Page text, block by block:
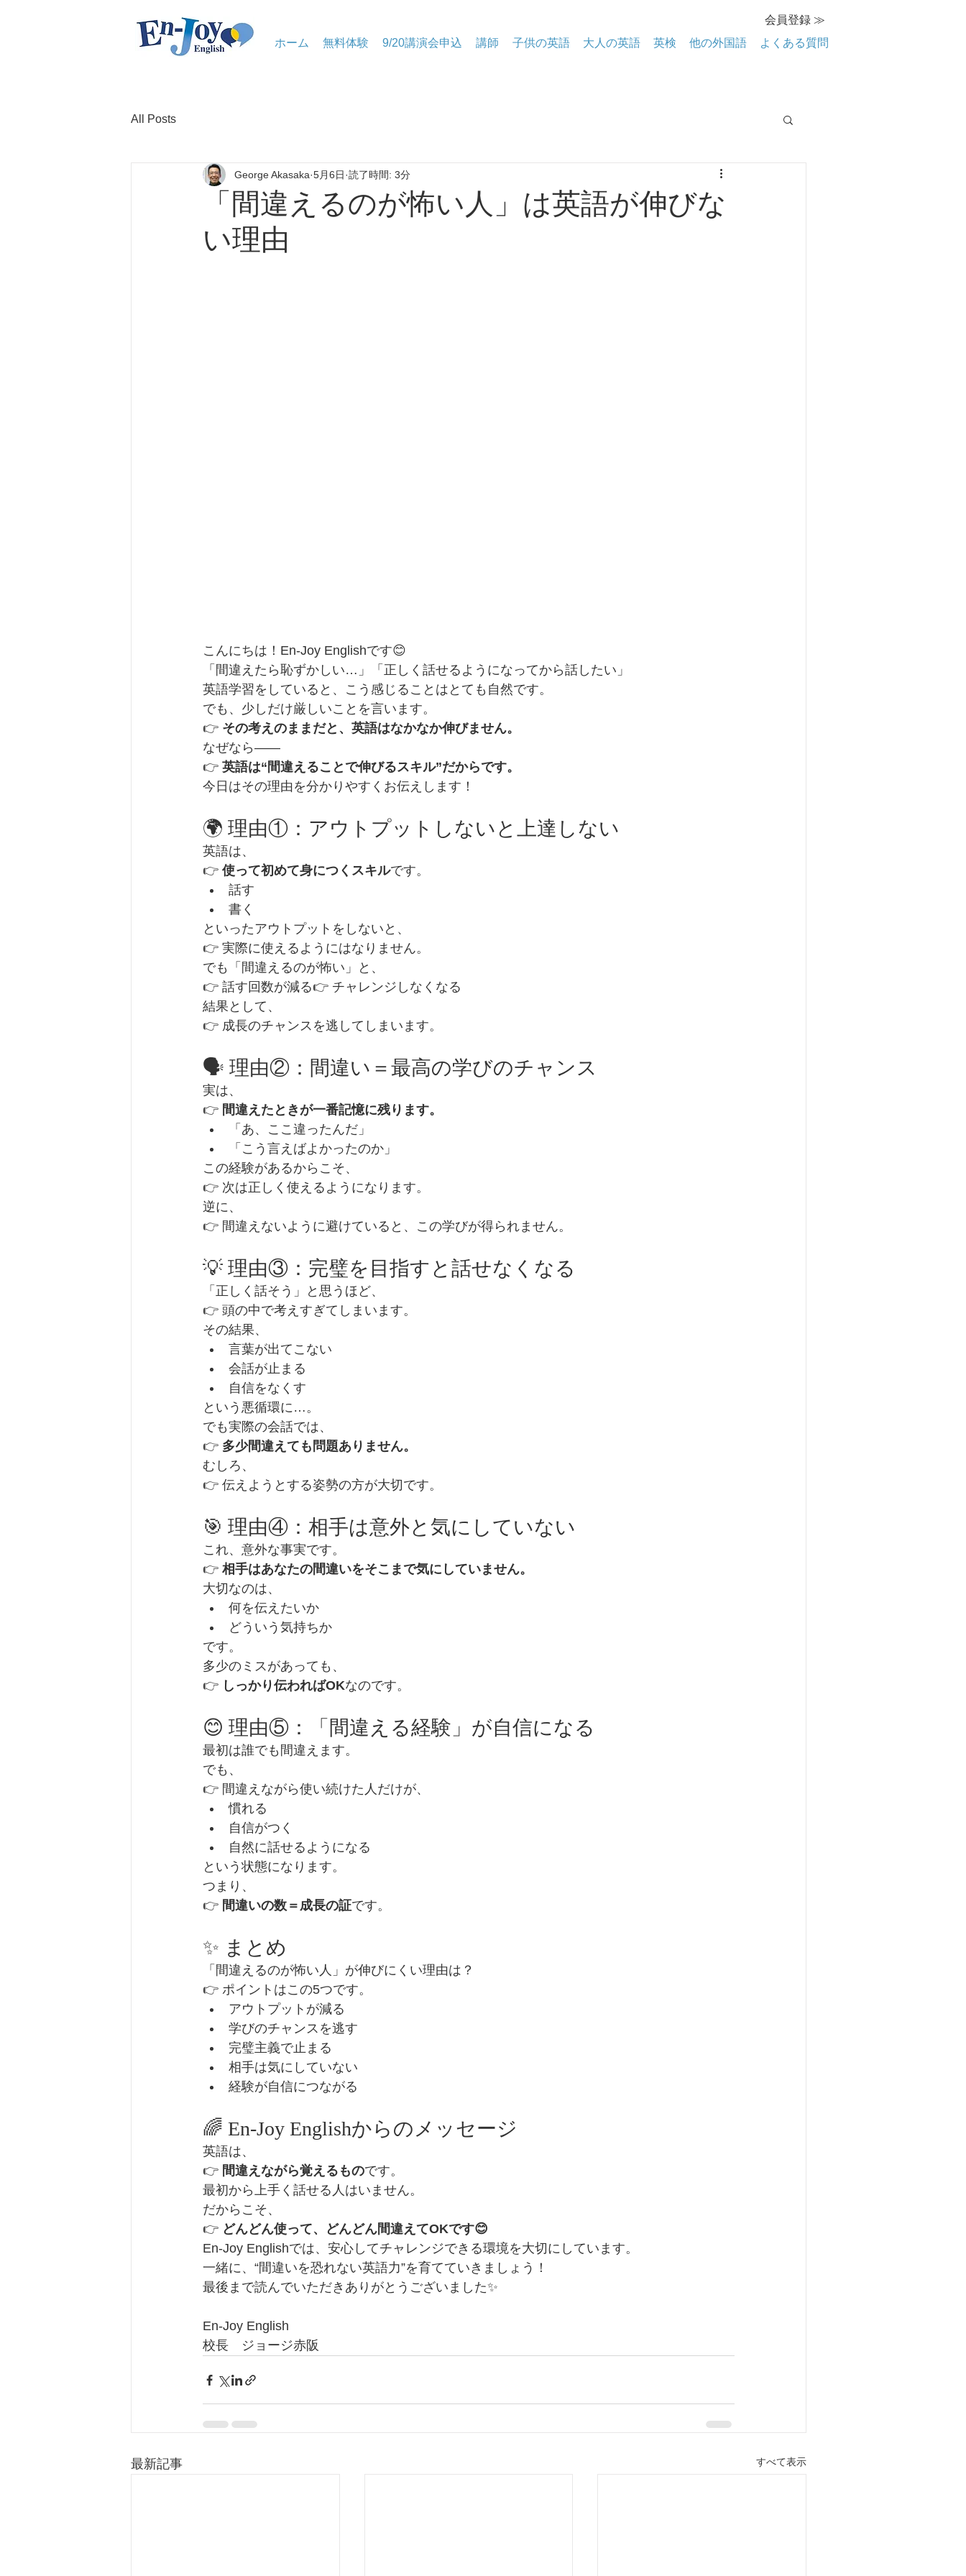
ホーム 無料体験 9/20講演会申込 講師 子供の英語 大人の英語 英検 他の外国語 よくある質問
会員登録 ≫
All Posts
「間違えるのが怖い人」は英語が伸びな
い理由
George Akasaka 5月6日 読了時間: 3分
こんにちは！En-Joy Englishです😊
「間違えたら恥ずかしい…」「正しく話せるようになってから話したい」
英語学習をしていると、こう感じることはとても自然です。
でも、少しだけ厳しいことを言います。
👉 その考えのままだと、英語はなかなか伸びません。
なぜなら――
👉 英語は“間違えることで伸びるスキル”だからです。
今日はその理由を分かりやすくお伝えします！
🌍 理由①：アウトプットしないと上達しない
英語は、
👉 使って初めて身につくスキルです。
話す
書く
といったアウトプットをしないと、
👉 実際に使えるようにはなりません。
でも「間違えるのが怖い」と、
👉 話す回数が減る👉 チャレンジしなくなる
結果として、
👉 成長のチャンスを逃してしまいます。
🗣 理由②：間違い＝最高の学びのチャンス
実は、
👉 間違えたときが一番記憶に残ります。
「あ、ここ違ったんだ」
「こう言えばよかったのか」
この経験があるからこそ、
👉 次は正しく使えるようになります。
逆に、
👉 間違えないように避けていると、この学びが得られません。
💡 理由③：完璧を目指すと話せなくなる
「正しく話そう」と思うほど、
👉 頭の中で考えすぎてしまいます。
その結果、
言葉が出てこない
会話が止まる
自信をなくす
という悪循環に…。
でも実際の会話では、
👉 多少間違えても問題ありません。
むしろ、
👉 伝えようとする姿勢の方が大切です。
🎯 理由④：相手は意外と気にしていない
これ、意外な事実です。
👉 相手はあなたの間違いをそこまで気にしていません。
大切なのは、
何を伝えたいか
どういう気持ちか
です。
多少のミスがあっても、
👉 しっかり伝わればOKなのです。
😊 理由⑤：「間違える経験」が自信になる
最初は誰でも間違えます。
でも、
👉 間違えながら使い続けた人だけが、
慣れる
自信がつく
自然に話せるようになる
という状態になります。
つまり、
👉 間違いの数＝成長の証です。
✨ まとめ
「間違えるのが怖い人」が伸びにくい理由は？
👉 ポイントはこの5つです。
アウトプットが減る
学びのチャンスを逃す
完璧主義で止まる
相手は気にしていない
経験が自信につながる
🌈 En-Joy Englishからのメッセージ
英語は、
👉 間違えながら覚えるものです。
最初から上手く話せる人はいません。
だからこそ、
👉 どんどん使って、どんどん間違えてOKです😊
En-Joy Englishでは、安心してチャレンジできる環境を大切にしています。
一緒に、“間違いを恐れない英語力”を育てていきましょう！
最後まで読んでいただきありがとうございました✨
En-Joy English
校長　ジョージ赤阪
最新記事 すべて表示